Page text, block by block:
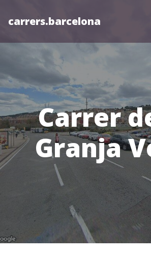
carrers.barcelona
Carrer
Granja